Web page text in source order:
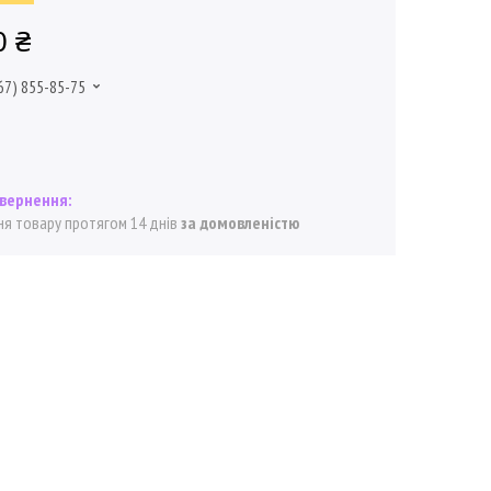
₴
855-85-75
товару протягом 14 днів за домовленістю